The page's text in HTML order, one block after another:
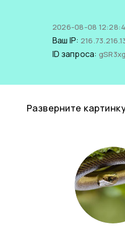
2026-08-08
Ваш IP:
ID запроса:
Разверните